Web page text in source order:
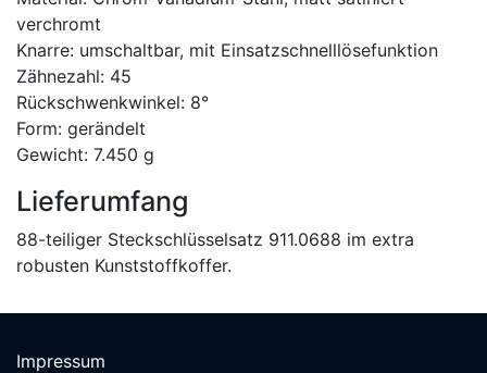
verchromt
Knarre: umschaltbar, mit Einsatzschnelllösefunktion
Zähnezahl: 45
Rückschwenkwinkel: 8°
Form: gerändelt
Gewicht: 7.450 g
Lieferumfang
88-teiliger Steckschlüsselsatz 911.0688 im extra
robusten Kunststoffkoffer.
Impressum